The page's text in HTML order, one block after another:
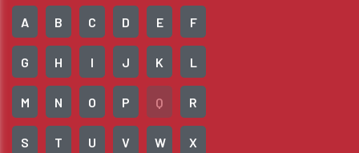
A B C D E F
G H I J K L
M N O P Q R
S T U V W X